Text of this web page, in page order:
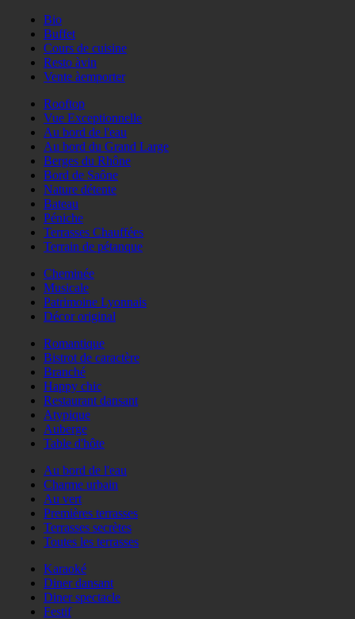
Bio
Buffet
Cours de cuisine
Resto àvin
Vente àemporter
Rooftop
Vue Exceptionnelle
Au bord de l'eau
Au bord du Grand Large
Berges du Rhône
Bord de Saône
Nature détente
Bateau
Péniche
Terrasses Chauffées
Terrain de pétanque
Cheminée
Musicale
Patrimoine Lyonnais
Décor original
Romantique
Bistrot de caractère
Branché
Happy chic
Restaurant dansant
Atypique
Auberge
Table d'hôte
Au bord de l'eau
Charme urbain
Au vert
Premières terrasses
Terrasses secrètes
Toutes les terrasses
Karaoké
Diner dansant
Diner spectacle
Festif